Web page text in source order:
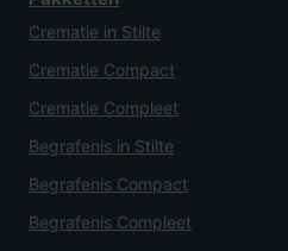
Crematie in Stilte
Crematie Compact
Crematie Compleet
Begrafenis in Stilte
Begrafenis Compact
Begrafenis Compleet